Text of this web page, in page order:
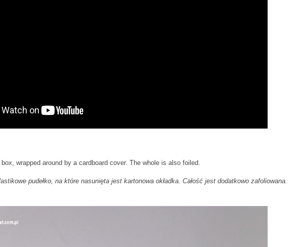
wrapped around by a cardboard cover. The whole is also foiled.
pudełko, na które nasunięta jest kartonowa okładka. Całość jest dodatkowo zafoliowana.